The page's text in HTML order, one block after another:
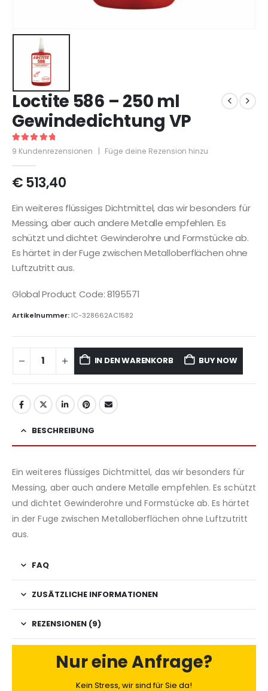
Loctite 586 – 250 ml
Gewindedichtung VP
5 out of 5
9 Kundenrezensionen | Füge deine Rezension hinzu
€513,40
Ein weiteres flüssiges Dichtmittel, das wir besonders für
Messing, aber auch andere Metalle empfehlen. Es
schützt und dichtet Gewinderohre und Formstücke ab.
Es härtet in der Fuge zwischen Metalloberflächen ohne
Luftzutritt aus.
Global Product Code: 8195571
Artikelnummer: IC-328662AC1582
IN DEN WARENKORB BUY NOW
BESCHREIBUNG
Ein weiteres flüssiges Dichtmittel, das wir besonders für
Messing, aber auch andere Metalle empfehlen. Es schützt
und dichtet Gewinderohre und Formstücke ab. Es härtet
in der Fuge zwischen Metalloberflächen ohne Luftzutritt
aus.
FAQ
ZUSÄTZLICHE INFORMATIONEN
REZENSIONEN (9)
Nur eine Anfrage?
Kein Stress, wir sind für Sie da!